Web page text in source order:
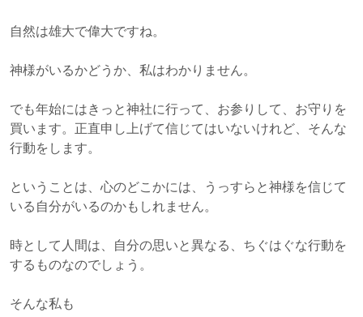
自然は雄大で偉大ですね。
神様がいるかどうか、私はわかりません。
でも年始にはきっと神社に行って、お参りして、お守りを
買います。正直申し上げて信じてはいないけれど、そんな
行動をします。
ということは、心のどこかには、うっすらと神様を信じて
いる自分がいるのかもしれません。
時として人間は、自分の思いと異なる、ちぐはぐな行動を
するものなのでしょう。
そんな私も